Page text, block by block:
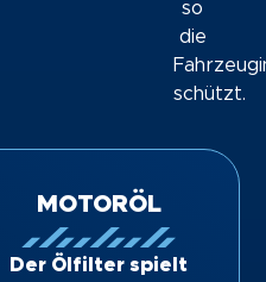
so
die
schützt.
MOTORÖL
Der Ölfilter spielt